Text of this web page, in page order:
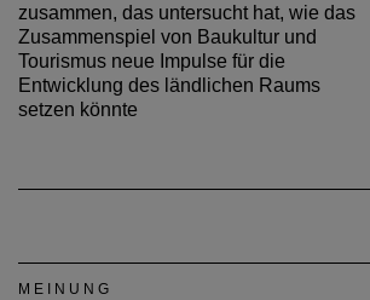
zusammen, das untersucht hat, wie das
Zusammenspiel von Baukultur und
Tourismus neue Impulse für die
Entwicklung des ländlichen Raums
setzen könnte
MEINUNG